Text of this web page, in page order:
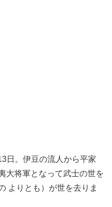
日。伊豆の流人から平家
大将軍となって武士の世を
よりとも）が世を去りま